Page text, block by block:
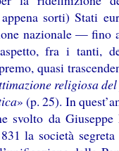
sorti) Stati
nazionale — fino
fra i tanti,
quasi
religiosa del
» (p. 25). In
svolto da Giuseppe
la società segreta